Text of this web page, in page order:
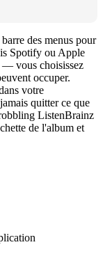
des menus pour
Spotify ou Apple
— vous choisissez
occuper.
votre
quitter ce que
ListenBrainz
de l'album et